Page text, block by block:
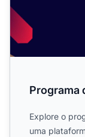
Programa
Explore o
uma